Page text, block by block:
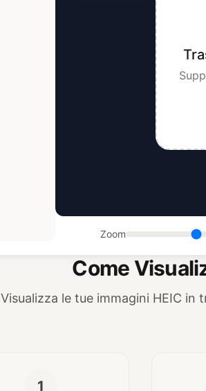
Zoom
Come
Visualizza le tue immagini HEIC
1